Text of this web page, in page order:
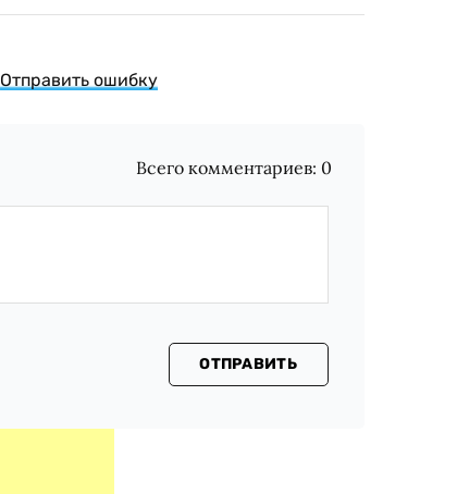
Отправить ошибку
Всего комментариев: 0
ОТПРАВИТЬ